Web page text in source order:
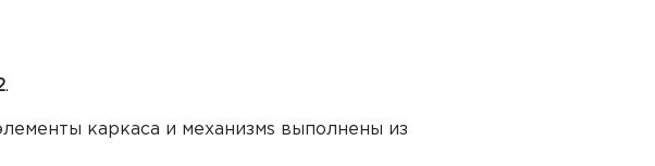
.
каркаса и механизмs выполнены из